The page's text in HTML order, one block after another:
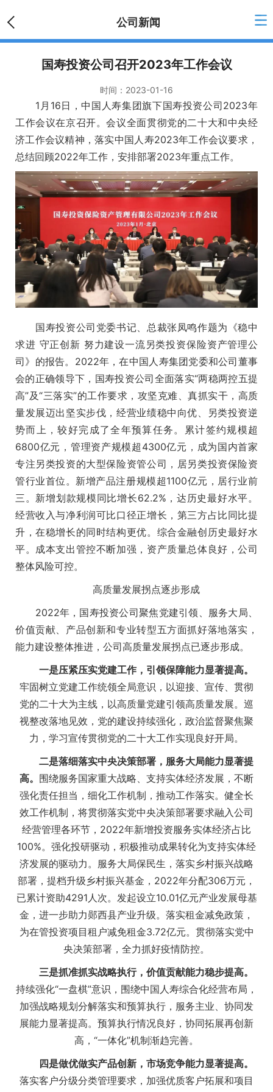
公司新闻
国寿投资公司召开2023年工作会议
时间： 2023-01-16
1月16日，中国人寿集团旗下国寿投资公司2023年
工作会议在京召开。会议全面贯彻党的二十大和中央经
济工作会议精神，落实中国人寿2023年工作会议要求，
总结回顾2022年工作，安排部署2023年重点工作。
国寿投资公司党委书记、总裁张凤鸣作题为《稳中
求进 守正创新 努力建设一流另类投资保险资产管理公
司》的报告。2022年，在中国人寿集团党委和公司董事
会的正确领导下，国寿投资公司全面落实“两稳两控五提
高”及“三落实”的工作要求，攻坚克难、真抓实干，高质
量发展迈出坚实步伐，经营业绩稳中向优、另类投资逆
势而上，较好完成了全年预算任务。累计签约规模超
6800亿元，管理资产规模超4300亿元，成为国内首家
专注另类投资的大型保险资管公司，居另类投资保险资
管行业首位。新增产品注册规模超1100亿元，居行业前
三。新增划款规模同比增长62.2%，达历史最好水平。
经营收入与净利润可比口径正增长，第三方占比同比提
升，在稳增长的同时结构更优。综合金融创历史最好水
平。成本支出管控不断加强，资产质量总体良好，公司
整体风险可控。
高质量发展拐点逐步形成
2022年，国寿投资公司聚焦党建引领、服务大局、
价值贡献、产品创新和专业转型五方面抓好落地落实，
能力建设整体推进，公司高质量发展拐点已逐步形成。
一是压紧压实党建工作，引领保障能力显著提高。
牢固树立党建工作统领全局意识，以迎接、宣传、贯彻
党的二十大为主线，以高质量党建引领高质量发展。巡
视整改落地见效，党的建设持续强化，政治监督聚焦聚
力，学习宣传贯彻党的二十大工作实现良好开局。
二是落细落实中央决策部署，服务大局能力显著提
高。 围绕服务国家重大战略、支持实体经济发展，不断
强化责任担当，细化工作机制，推动工作落实。健全长
效工作机制，将贯彻落实党中央决策部署要求融入公司
经营管理各环节，2022年新增投资服务实体经济占比
100%。强化投研驱动，积极推动成果转化为支持实体经
济发展的驱动力。服务大局保民生，落实乡村振兴战略
部署，提档升级乡村振兴基金，2022年分配306万元，
已累计资助4291人次。发起设立10.01亿元产业发展母基
金，进一步助力郧西县产业升级。落实租金减免政策，
为在管投资项目租户减免租金3.72亿元。贯彻落实党中
央决策部署，全力抓好疫情防控。
三是抓准抓实战略执行，价值贡献能力稳步提高。
持续强化“一盘棋”意识，围绕中国人寿综合化经营布局，
加强战略规划分解落实和预算执行，服务主业、协同发
展能力显著提高。预算执行情况良好，协同拓展再创新
高，“一体化”机制渐趋完善。
四是做优做实产品创新，市场竞争能力显著提高。
落实客户分级分类管理要求，加强优质客户拓展和项目